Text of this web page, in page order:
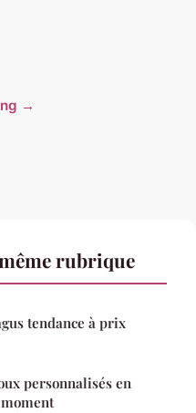
→
rubrique
tendance à prix
personnalisés en